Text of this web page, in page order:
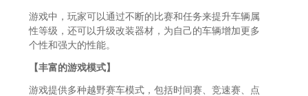
游戏中，玩家可以通过不断的比赛和任务来提升车辆属
性等级，还可以升级改装器材，为自己的车辆增加更多
个性和强大的性能。
【丰富的游戏模式】
游戏提供多种越野赛车模式，包括时间赛、竞速赛、点